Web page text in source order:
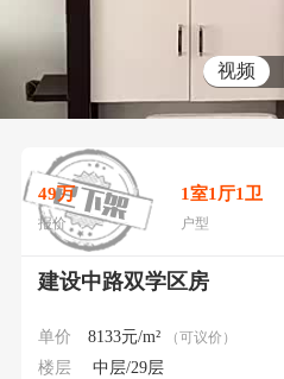
视频
49万
报价
1室1 厅1 卫
户型
建设中路双学区房
单价 8133元/m² （可议价）
楼层 中层/29层